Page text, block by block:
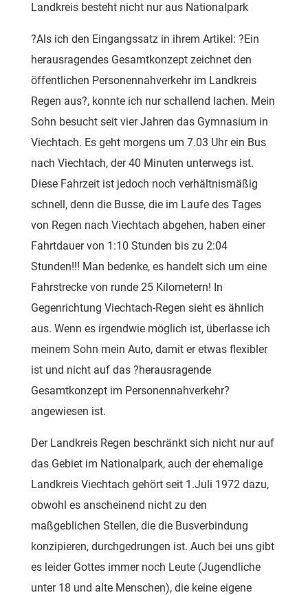
Landkreis besteht nicht nur aus Nationalpark
?Als ich den Eingangssatz in ihrem Artikel: ?Ein
herausragendes Gesamtkonzept zeichnet den
öffentlichen Personennahverkehr im Landkreis
Regen aus?, konnte ich nur schallend lachen. Mein
Sohn besucht seit vier Jahren das Gymnasium in
Viechtach. Es geht morgens um 7.03 Uhr ein Bus
nach Viechtach, der 40 Minuten unterwegs ist.
Diese Fahrzeit ist jedoch noch verhältnismäßig
schnell, denn die Busse, die im Laufe des Tages
von Regen nach Viechtach abgehen, haben einer
Fahrtdauer von 1:10 Stunden bis zu 2:04
Stunden!!! Man bedenke, es handelt sich um eine
Fahrstrecke von runde 25 Kilometern! In
Gegenrichtung Viechtach-Regen sieht es ähnlich
aus. Wenn es irgendwie möglich ist, überlasse ich
meinem Sohn mein Auto, damit er etwas flexibler
ist und nicht auf das ?herausragende
Gesamtkonzept im Personennahverkehr?
angewiesen ist.
Der Landkreis Regen beschränkt sich nicht nur auf
das Gebiet im Nationalpark, auch der ehemalige
Landkreis Viechtach gehört seit 1.Juli 1972 dazu,
obwohl es anscheinend nicht zu den
maßgeblichen Stellen, die die Busverbindung
konzipieren, durchgedrungen ist. Auch bei uns gibt
es leider Gottes immer noch Leute (Jugendliche
unter 18 und alte Menschen), die keine eigene